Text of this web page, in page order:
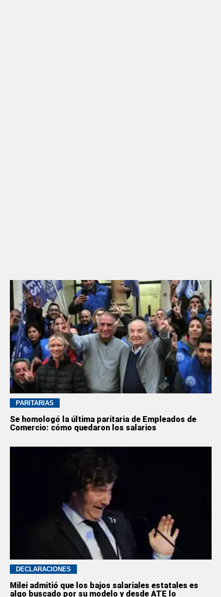
PARITARIAS
Se homologó la última paritaria de Empleados de
Comercio: cómo quedaron los salarios
DECLARACIONES
Milei admitió que los bajos salariales estatales es
algo buscado por su modelo y desde ATE lo